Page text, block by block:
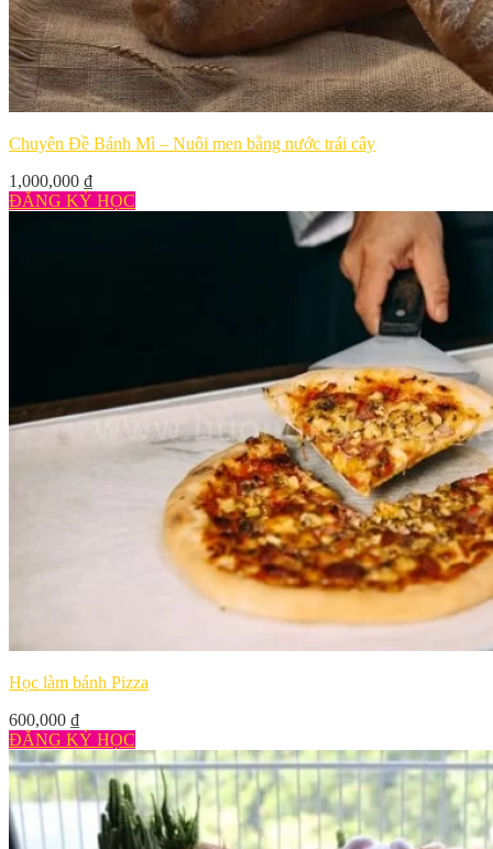
Chuyên Đề Bánh Mì – Nuôi men bằng nước trái cây
1,000,000 ₫
ĐĂNG KÝ HỌC
Học làm bánh Pizza
600,000 ₫
ĐĂNG KÝ HỌC